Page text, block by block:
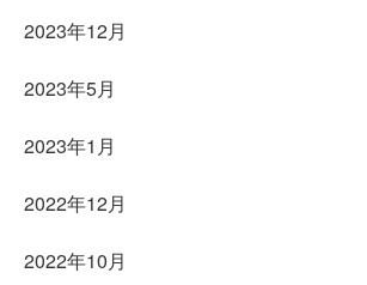
2023年12月
2023年5月
2023年1月
2022年12月
2022年10月